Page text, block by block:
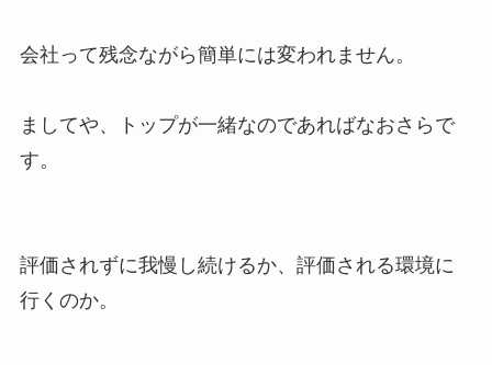
会社って残念ながら簡単には変われません。
ましてや、トップが一緒なのであればなおさらで
す。
評価されずに我慢し続けるか、評価される環境に
行くのか。